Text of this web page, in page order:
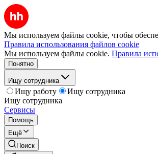
Мы используем файлы cookie, чтобы
Правила использования файлов cookie
Мы используем файлы cookie. Правила
Понятно
Ищу сотрудника
Ищу работу
Ищу сотрудника
Ищу сотрудника
Сервисы
Помощь
Ещё
Поиск